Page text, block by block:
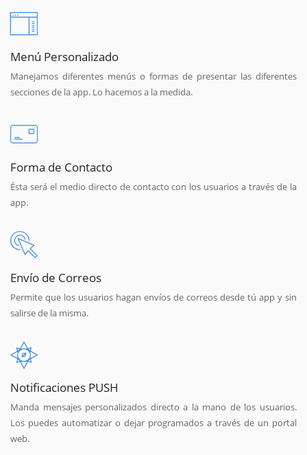
Menú Personalizado
Manejamos diferentes menús o formas de presentar las diferentes
secciones de la app. Lo hacemos a la medida.
Forma de Contacto
Ésta será el medio directo de contacto con los usuarios a través de la
app.
Envío de Correos
Permite que los usuarios hagan envíos de correos desde tú app y sin
salirse de la misma.
Notificaciones PUSH
Manda mensajes personalizados directo a la mano de los usuarios.
Los puedes automatizar o dejar programados a través de un portal
web.